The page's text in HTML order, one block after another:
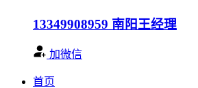
13349908959 南阳王经理
加微信
首页